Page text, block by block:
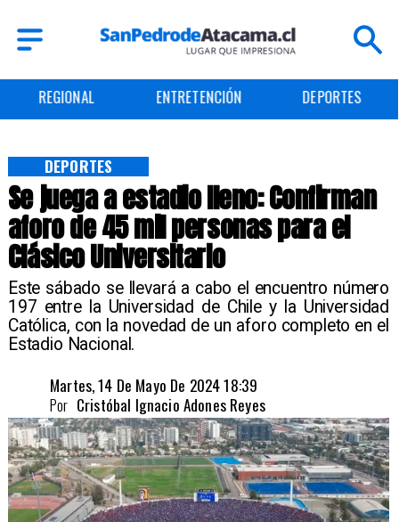
ENTRETENCIÓN DEPORTES CULTURA
Se juega a estadio lleno: Confirman
aforo de 45 mil personas para el
Clásico Universitario
​Este sábado se llevará a cabo el encuentro número
197 entre la Universidad de Chile y la Universidad
Católica, con la novedad de un aforo completo en el
Estadio Nacional.
DEPORTES
Martes, 14 De Mayo De 2024 18:39
Cristóbal Ignacio Adones Reyes
Por